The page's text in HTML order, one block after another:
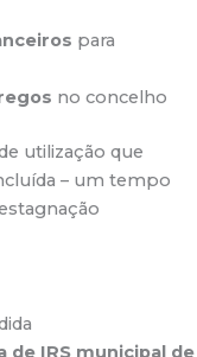
para
no concelho
utilização que
– um tempo